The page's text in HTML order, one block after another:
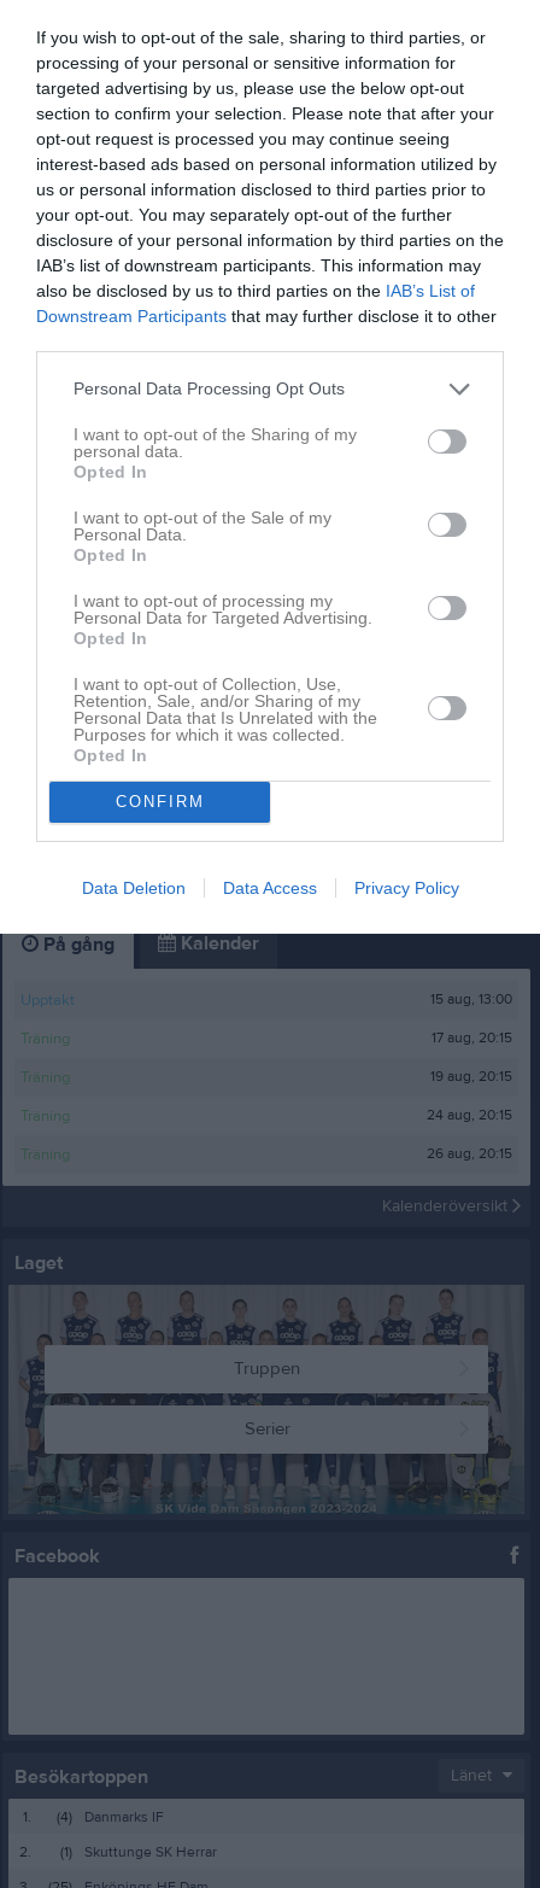
If you wish to opt-out of the sale, sharing to third parties, or
processing of your personal or sensitive information for
targeted advertising by us, please use the below opt-out
section to confirm your selection. Please note that after your
opt-out request is processed you may continue seeing
interest-based ads based on personal information utilized by
us or personal information disclosed to third parties prior to
your opt-out. You may separately opt-out of the further
disclosure of your personal information by third parties on the
IAB’s list of downstream participants. This information may
also be disclosed by us to third parties on the IAB’s List of
Downstream Participants that may further disclose it to other
Personal Data Processing Opt Outs
I want to opt-out of the Sharing of my
personal data.
Opted In
I want to opt-out of the Sale of my
Personal Data.
Opted In
I want to opt-out of processing my
Personal Data for Targeted Advertising.
Opted In
I want to opt-out of Collection, Use,
Retention, Sale, and/or Sharing of my
Personal Data that Is Unrelated with the
Purposes for which it was collected.
Opted In
CONFIRM
Data Deletion Data Access Privacy Policy
Upptaktsträff!
Nu kör vi igång säsongen 24/25 med upptaktsträff den 17 augusti då vi börjar dagen med fika & snack, gemensam lunch, träning och andra roliga aktiviteter! Anmälan har gått ut! Är du intresserad av att börja spela innebandy med detta härliga gäng så är du välkommen att kontakta någon av våra ledare (se laget.se) för att komma ner på en provträning när våra innebandyträningar drar igång v34. NU KÖR VI
Visa fler nyheter
Senast uppladdade video
Logga in och ladda upp ert första klipp
På gång Kalender
Upptakt 15 aug, 13:00
Träning 17 aug, 20:15
Träning 19 aug, 20:15
Träning 24 aug, 20:15
Träning 26 aug, 20:15
Kalenderöversikt
Laget
Truppen
Serier
Facebook
Besökartoppen Länet
1. (4)
Danmarks IF
2.
(1)
Skuttunge SK Herrar